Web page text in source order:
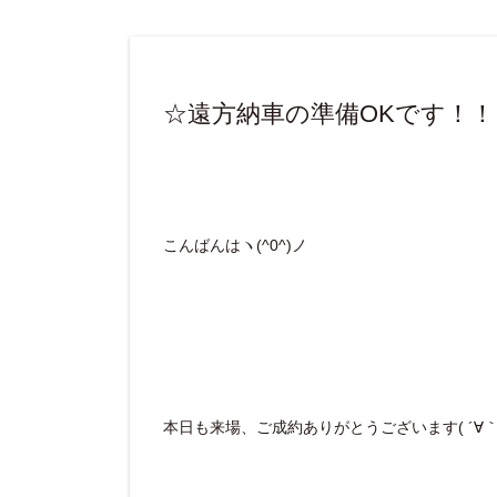
☆遠方納車の準備OKです！！
こんばんはヽ(^0^)ノ
本日も来場、ご成約ありがとうございます( ´∀